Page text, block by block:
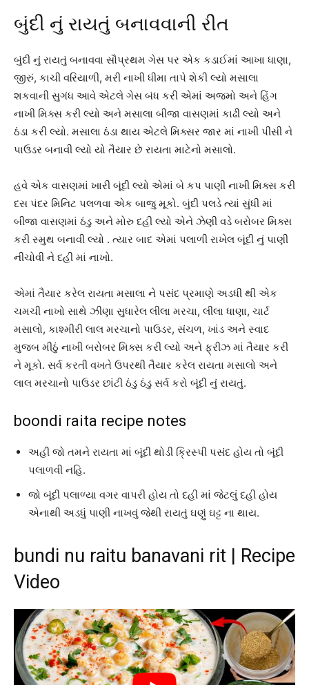
બુંદી નું રાયતું બનાવવાની રીત
બુંદી નું રાયતું બનાવવા સૌપ્રથમ ગેસ પર એક કડાઈમાં આખા ધાણા,
જીરું, કાચી વરિયાળી, મરી નાખી ધીમા તાપે શેકી લ્યો મસાલા
શકવાની સુગંધ આવે એટલે ગેસ બંધ કરી એમાં અજમો અને હિંગ
નાખી મિક્સ કરી લ્યો અને મસાલા બીજા વાસણમાં કાઢી લ્યો અને
ઠંડા કરી લ્યો. મસાલા ઠંડા થાય એટલે મિક્સર જાર માં નાખી પીસી ને
પાઉડર બનાવી લ્યો યો તૈયાર છે રાયતા માટેનો મસાલો.
હવે એક વાસણમાં ખારી બૂંદી લ્યો એમાં બે કપ પાણી નાખી મિક્સ કરી
દસ પંદર મિનિટ પલળવા એક બાજુ મૂકો. બુંદી પલડે ત્યાં સુંધી માં
બીજા વાસણમાં ઠંડુ અને મોરુ દહી લ્યો એને ઝેણી વડે બરોબર મિક્સ
કરી સ્મુથ બનાવી લ્યો . ત્યાર બાદ એમાં પલાળી રાખેલ બૂંદી નું પાણી
નીચોવી ને દહી માં નાખો.
એમાં તૈયાર કરેલ રાયતા મસાલા ને પસંદ પ્રમાણે અડધી થી એક
ચમચી નાખો સાથે ઝીણા સુધારેલ લીલા મરચા, લીલા ધાણા, ચાર્ટ
મસાલો, કાશ્મીરી લાલ મરચાનો પાઉડર, સંચળ, ખાંડ અને સ્વાદ
મુજબ મીઠું નાખી બરોબર મિક્સ કરી લ્યો અને ફ્રીઝ માં તૈયાર કરી
ને મૂકો. સર્વ કરતી વખતે ઉપરથી તૈયાર કરેલ રાયતા મસાલો અને
લાલ મરચાનો પાઉડર છાંટી ઠંડુ ઠંડુ સર્વ કરો બૂંદી નું રાયતું.
boondi raita recipe notes
અહી જો તમને રાયતા માં બૂંદી થોડી ક્રિસ્પી પસંદ હોય તો બૂંદી
પલાળવી નહિ.
જો બૂંદી પલાળ્યા વગર વાપરી હોય તો દહી માં જેટલું દહી હોય
એનાથી અડધું પાણી નાખવું જેથી રાયતું ઘણું ઘટ્ટ ના થાય.
bundi nu raitu banavani rit | Recipe
Video